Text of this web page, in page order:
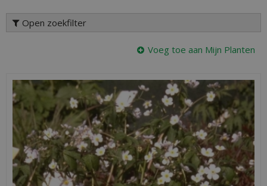
Open zoekfilter
Voeg toe aan Mijn Planten